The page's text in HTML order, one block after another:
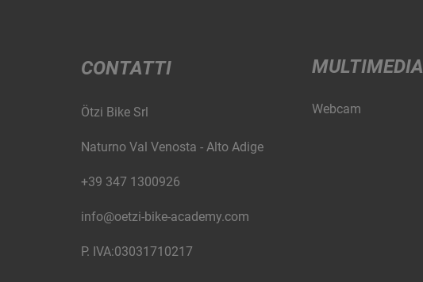
CONTATTI
Ötzi Bike Srl
Naturno Val Venosta - Alto Adige
+39 347 1300926
info@oetzi-bike-academy.com
P. IVA:03031710217
MULTIMEDIA
Webcam